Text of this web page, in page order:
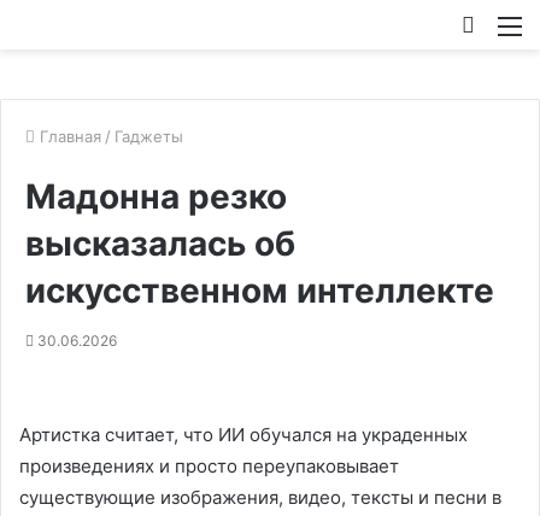
Главная / Гаджеты
Мадонна резко
высказалась об
искусственном интеллекте
30.06.2026
Артистка считает, что ИИ обучался на украденных
произведениях и просто переупаковывает
существующие изображения, видео, тексты и песни в